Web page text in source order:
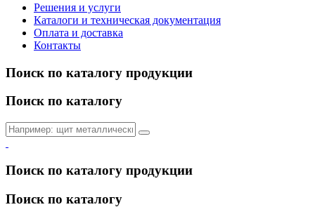
Решения и услуги
Каталоги и техническая документация
Оплата и доставка
Контакты
Поиск по каталогу продукции
Поиск по каталогу
Поиск по каталогу продукции
Поиск по каталогу